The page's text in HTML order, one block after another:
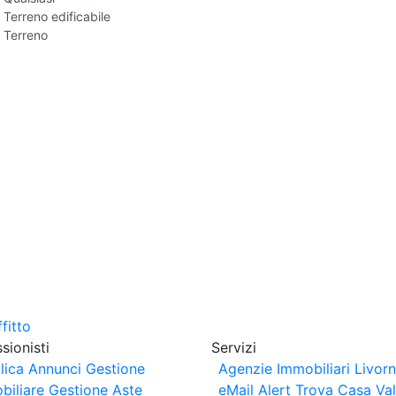
Terreno edificabile
Terreno
Annunci Gestione
Gestione Aste
Servizi
Agenzie Immobiliari
eMail Alert Trova Casa